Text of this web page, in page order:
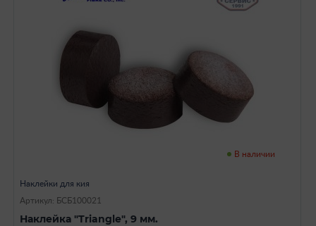
В наличии
Наклейки для кия
Артикул: БСБ100021
Наклейка "Triangle", 9 мм.